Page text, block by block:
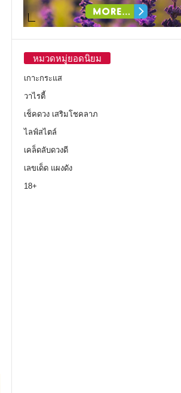
หมวดหมู่ยอดนิยม
เกาะกระแส
วาไรตี้
เช็คดวง เสริมโชคลาภ
ไลฟ์สไตล์
เคล็ดลับดวงดี
เลขเด็ด แผงดัง
18+